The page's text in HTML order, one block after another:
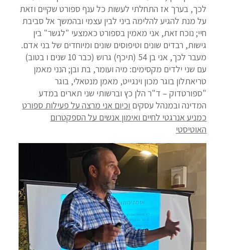
לכך, בערך אז התחלתי לעשות כל ענף ספורט שקיים וזאת
על מנת להגיע להלימה ביני לבין עצמי ובהמשך אל סביבת
חיי; נוכח זאת, אני מאמין בספורט כאמצעי "לגשר" בין
גישות, רבדים שונים וטיפוסים שונים ומיוחדים של בני אדם.
מעבר לכך, אני בן 54 (תיכף) גרוש (כבר 10 שנים ו בטוב)
עם שני ילדים מקסימים: מיה ועומר, בת ובן; הנני מאמן
טריאתלון בוגר מכון וינגייט, מאמן מנטאלי, בוגר
"ספורטדוק – ד"ר הלן כץ וברשותי שני תארים במדע
המדינה ובמנהל עסקים וכיום אני מרצה על פעילות ספורט
כמניע אנרגטי לחיים ואימון אנשים על הספקטרום
האוטיסטי